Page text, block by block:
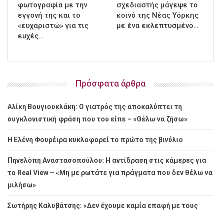
φωτογραφία με την
εγγονή της και το
«ευχαριστώ» για τις
ευχές…
σχεδιαστής μάγεψε το
κοινό της Νέας Υόρκης
με ένα εκλεπτυσμένο…
Πρόσφατα άρθρα
Αλίκη Βουγιουκλάκη: Ο γιατρός της αποκαλύπτει τη
συγκλονιστική φράση που του είπε – «Θέλω να ζήσω»
Η Ελένη Φουρέιρα κυκλοφορεί το πρώτο της βινύλιο
Πηνελόπη Αναστασοπούλου: Η αντίδραση στις κάμερες για
το Real View – «Μη με ρωτάτε για πράγματα που δεν θέλω να
μιλήσω»
Σωτήρης Καλυβάτσης: «Δεν έχουμε καμία επαφή με τους